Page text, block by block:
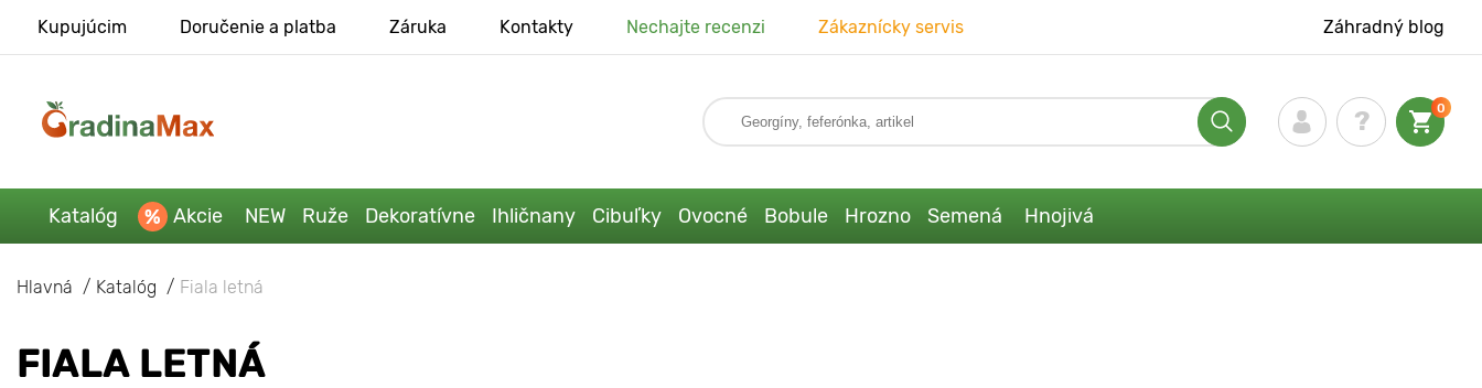
Kupujúcim Doručenie a platba Záruka Kontakty Nechajte recenzi Zákaznícky servis Záhradný blog
0
Katalóg Akcie NEW Ruže Dekoratívne Ihličnany Cibuľky Ovocné Bobule Hrozno Semená Hnojivá
Hlavná Katalóg Fiala letná
FIALA LETNÁ